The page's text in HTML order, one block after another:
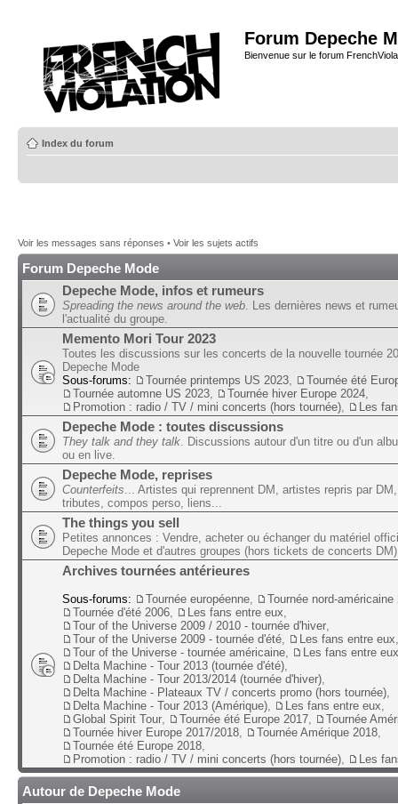
Forum Depeche
Bienvenue sur le forum
Index du forum
Voir les messages sans réponses • Voir les sujets actifs
Forum Depeche Mode
Depeche Mode, infos et rumeurs
Spreading the news around the web . Les dernières news et
l'actualité du groupe.
Memento Mori Tour 2023
Toutes les discussions sur les concerts de la nouvelle tournée
Depeche Mode
Sous-forums:
Tournée printemps US 2023
Tournée été
Tournée automne US 2023
Tournée hiver Europe 2024
Promotion : radio / TV / mini concerts (hors tournée)
Les
Depeche Mode : toutes discussions
They talk and they talk . Discussions autour d'un titre ou d'un
ou en live.
Depeche Mode, reprises
Counterfeits ... Artistes qui reprennent DM, artistes repris par
tributes, compos perso, liens...
The things you sell
Petites annonces : Vendre, acheter ou échanger du matériel
Depeche Mode et d'autres groupes (hors tickets de concerts DM)
Archives tournées antérieures
Sous-forums: Tournée européenne
Tournée nord-américaine
Tournée d'été 2006
Les fans entre eux
Tour of the Universe 2009 / 2010 - tournée d'hiver
Tour of the Universe 2009 - tournée d'été
Les fans entre eux
Tour of the Universe - tournée américaine
Les fans entre eux
Delta Machine - Tour 2013 (tournée d'été)
Delta Machine - Tour 2013/2014 (tournée d'hiver)
Delta Machine - Plateaux TV / concerts promo (hors tournée)
Delta Machine - Tour 2013 (Amérique)
Les fans entre eux
Global Spirit Tour
Tournée été Europe 2017
Tournée
Tournée hiver Europe 2017/2018
Tournée Amérique 2018
Tournée été Europe 2018
Promotion : radio / TV / mini concerts (hors tournée)
Les
Autour de Depeche Mode